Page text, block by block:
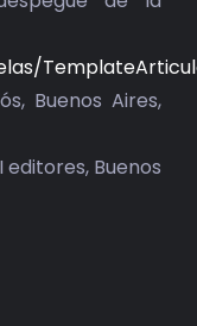
Buenos Aires,
editores, Buenos